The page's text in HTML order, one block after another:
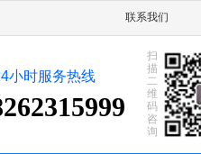
国家二级企业，国家中型企业，有自
联系我们
扫
描
二
维
码
咨
询
小时服务热线